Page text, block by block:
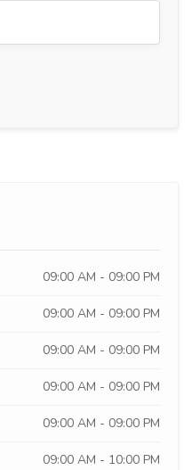
09:00 AM - 09:00 PM
09:00 AM - 09:00 PM
09:00 AM - 09:00 PM
09:00 AM - 09:00 PM
09:00 AM - 09:00 PM
09:00 AM - 10:00 PM